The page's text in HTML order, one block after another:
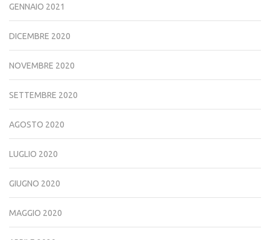
GENNAIO 2021
DICEMBRE 2020
NOVEMBRE 2020
SETTEMBRE 2020
AGOSTO 2020
LUGLIO 2020
GIUGNO 2020
MAGGIO 2020